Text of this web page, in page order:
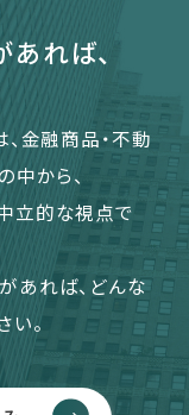
れば、
、金融商品・不動
中から、
立的な視点で
あれば、どんな
。